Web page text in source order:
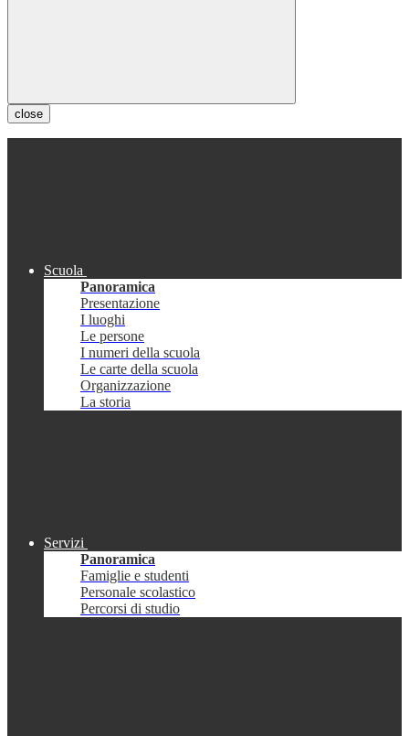
close
Scuola
Panoramica
Presentazione
I luoghi
Le persone
I numeri della scuola
Le carte della scuola
Organizzazione
La storia
Servizi
Panoramica
Famiglie e studenti
Personale scolastico
Percorsi di studio